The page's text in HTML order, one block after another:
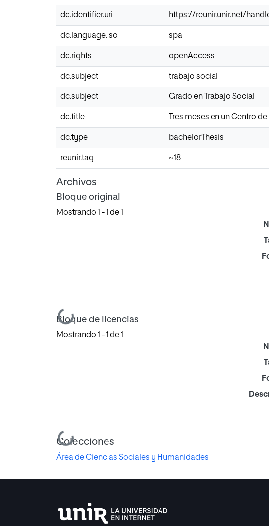
dc.identifier.uri https://reunir.unir.net/
dc.language.iso spa
dc.rights openAccess
dc.subject trabajo social
dc.subject Grado en Trabajo Social
dc.title Tres meses en un Centro
dc.type bachelorThesis
reunir.tag ~18
Archivos
Bloque original
Mostrando 1 - 1 de 1
Cargando...
Bloque de licencias
Mostrando 1 - 1 de 1
Cargando...
Colecciones
Área de Ciencias Sociales y Humanidades